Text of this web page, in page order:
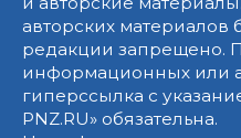
авторских материалов
редакции запрещено.
информационных или
гиперссылка с
PNZ.RU» обязательна.